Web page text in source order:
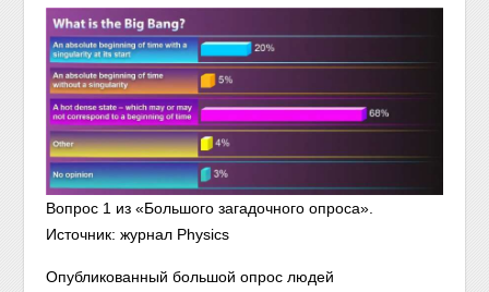
Вопрос 1 из «Большого загадочного опроса».
Источник: журнал Physics
Опубликованный большой опрос людей